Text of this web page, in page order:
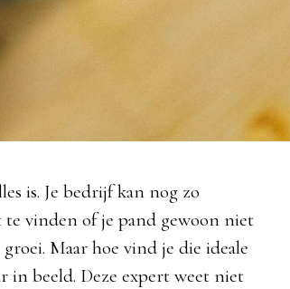
is. Je bedrijf kan nog zo
vinden of je pand gewoon niet
Maar hoe vind je die ideale
in beeld. Deze expert weet niet